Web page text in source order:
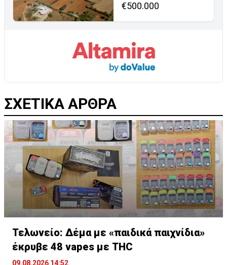
€500.000
ΣΧΕΤΙΚΑ ΑΡΘΡΑ
Τελωνείο: Δέμα με «παιδικά παιχνίδια»
έκρυβε 48 vapes με THC
09.08.2026 14:52